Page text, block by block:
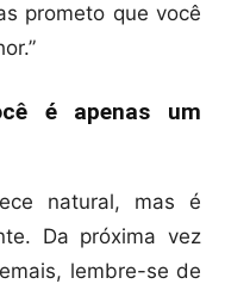
prometo que você
é apenas um
natural, mas é
Da próxima vez
lembre-se de